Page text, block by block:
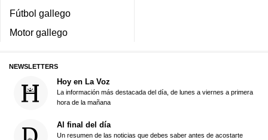
Fútbol gallego
Motor gallego
NEWSLETTERS
Hoy en La Voz
La información más destacada del día, de lunes a viernes a primera
hora de la mañana
Al final del día
Un resumen de las noticias que debes saber antes de acostarte